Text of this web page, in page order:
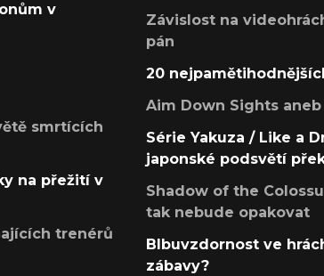
v
smrtících
na přežití v
trenérů
Závislost na
pán
20
Aim Down Sights
Série Yakuza / Like a
japonské podsvětí
Shadow of the
tak nebude opakovat
Blbuvzdornost ve
zábavy?